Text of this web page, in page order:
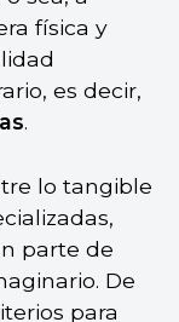
física y
es decir,
.
lo tangible
parte de
De
para